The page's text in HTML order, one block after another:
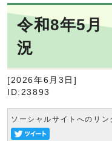
令和8年5月
況
[2026年6月3日]
ID:23893
ソーシャルサイトへのリ